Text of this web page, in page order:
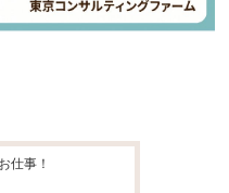
仕事！